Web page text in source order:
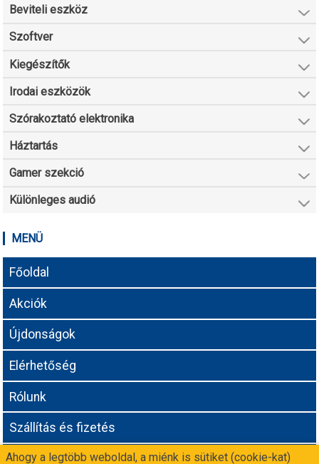
Beviteli eszköz
Szoftver
Kiegészítők
Irodai eszközök
Szórakoztató elektronika
Háztartás
Gamer szekció
Különleges audió
MENÜ
Főoldal
Akciók
Újdonságok
Elérhetőség
Rólunk
Szállítás és fizetés
Adatvédelmi tájékoztató
Ahogy a legtöbb weboldal, a miénk is sütiket (cookie-kat)